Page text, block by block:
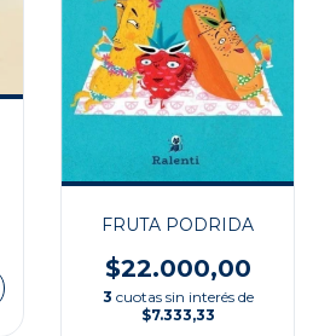
FRUTA PODRIDA
$22.000,00
3 cuotas sin interés de
$7.333,33